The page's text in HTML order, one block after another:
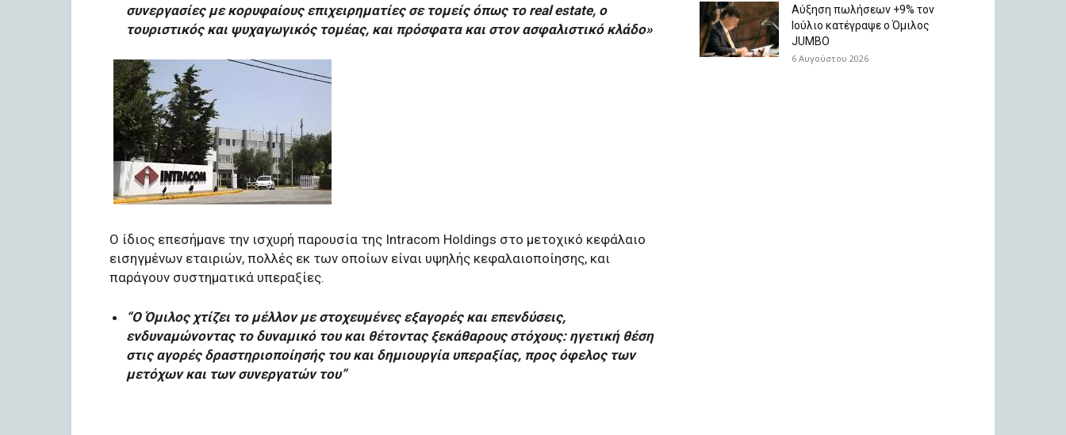
συνεργασίες με κορυφαίους επιχειρηματίες σε τομείς όπως το real estate, ο
τουριστικός και ψυχαγωγικός τομέας, και πρόσφατα και στον ασφαλιστικό κλάδο»
Ο ίδιος επεσήμανε την ισχυρή παρουσία της Intracom Holdings στο μετοχικό κεφάλαιο
εισηγμένων εταιριών, πολλές εκ των οποίων είναι υψηλής κεφαλαιοποίησης, και
παράγουν συστηματικά υπεραξίες.
“Ο Όμιλος χτίζει το μέλλον με στοχευμένες εξαγορές και επενδύσεις,
ενδυναμώνοντας το δυναμικό του και θέτοντας ξεκάθαρους στόχους: ηγετική θέση
στις αγορές δραστηριοποίησής του και δημιουργία υπεραξίας, προς όφελος των
μετόχων και των συνεργατών του”
Aύξηση πωλήσεων +9% τον
Ιούλιο κατέγραψε ο Όμιλος
JUMBO
6 Αυγούστου 2026